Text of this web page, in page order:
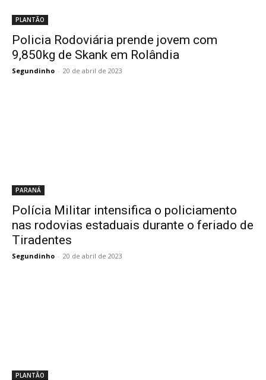
PLANTÃO
Policia Rodoviária prende jovem com
9,850kg de Skank em Rolândia
Segundinho - 20 de abril de 2023
PARANÁ
Polícia Militar intensifica o policiamento
nas rodovias estaduais durante o feriado de
Tiradentes
Segundinho - 20 de abril de 2023
PLANTÃO